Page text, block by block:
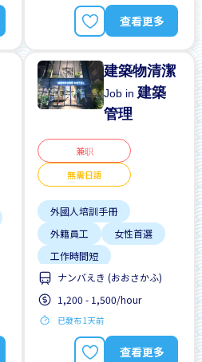
查看更多
建築物清潔
Job in建築
管理
兼职
無需日語
外國人培訓手冊
外籍員工
女性首選
工作時間短
支付交通費
晉陞
有機會被錄取全職工作
每週2-3天
無日本語要求
ナンバえき (おおさかふ)
1,200 - 1,500/hour
已發布 1天前
查看更多